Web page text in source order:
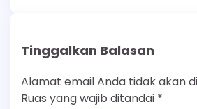
Tinggalkan Balasan
Alamat email Anda tidak akan
Ruas yang wajib ditandai *